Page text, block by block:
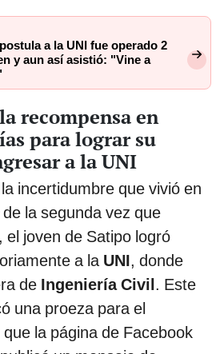
a la UNI fue operado 2
y aun así asistió: "Vine a
recompensa en
para lograr su
a la UNI
incertidumbre que vivió en
la segunda vez que
, el joven de Satipo logró
a la UNI, donde
de Ingeniería Civil. Este
una proeza para el
la página de Facebook